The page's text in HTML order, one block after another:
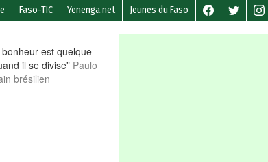
Faso-TIC Yenenga.net Jeunes du Faso
bonheur est quelque
il se divise” Paulo
brésilien